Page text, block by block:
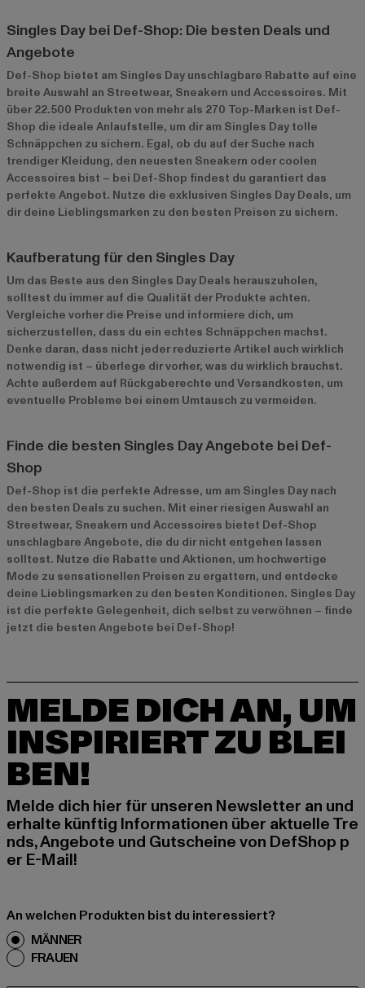
Singles Day bei Def-Shop: Die besten Deals und
Angebote
Def-Shop bietet am Singles Day unschlagbare Rabatte auf eine
breite Auswahl an Streetwear, Sneakern und Accessoires. Mit
über 22.500 Produkten von mehr als 270 Top-Marken ist Def-
Shop die ideale Anlaufstelle, um dir am Singles Day tolle
Schnäppchen zu sichern. Egal, ob du auf der Suche nach
trendiger Kleidung, den neuesten Sneakern oder coolen
Accessoires bist – bei Def-Shop findest du garantiert das
perfekte Angebot. Nutze die exklusiven Singles Day Deals, um
dir deine Lieblingsmarken zu den besten Preisen zu sichern.
Kaufberatung für den Singles Day
Um das Beste aus den Singles Day Deals herauszuholen,
solltest du immer auf die Qualität der Produkte achten.
Vergleiche vorher die Preise und informiere dich, um
sicherzustellen, dass du ein echtes Schnäppchen machst.
Denke daran, dass nicht jeder reduzierte Artikel auch wirklich
notwendig ist – überlege dir vorher, was du wirklich brauchst.
Achte außerdem auf Rückgaberechte und Versandkosten, um
eventuelle Probleme bei einem Umtausch zu vermeiden.
Finde die besten Singles Day Angebote bei Def-
Shop
Def-Shop ist die perfekte Adresse, um am Singles Day nach
den besten Deals zu suchen. Mit einer riesigen Auswahl an
Streetwear, Sneakern und Accessoires bietet Def-Shop
unschlagbare Angebote, die du dir nicht entgehen lassen
solltest. Nutze die Rabatte und Aktionen, um hochwertige
Mode zu sensationellen Preisen zu ergattern, und entdecke
deine Lieblingsmarken zu den besten Konditionen. Singles Day
ist die perfekte Gelegenheit, dich selbst zu verwöhnen – finde
jetzt die besten Angebote bei Def-Shop!
MELDE DICH AN, UM
INSPIRIERT ZU BLEI
BEN!
Melde dich hier für unseren Newsletter an und
erhalte künftig Informationen über aktuelle Tre
nds, Angebote und Gutscheine von DefShop p
er E-Mail!
An welchen Produkten bist du interessiert?
MÄNNER
FRAUEN